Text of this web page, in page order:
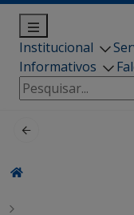
Institucional
Informativos
Pesquisar
por: